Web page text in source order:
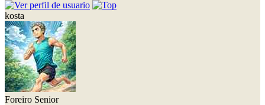
kosta
Foreiro Senior